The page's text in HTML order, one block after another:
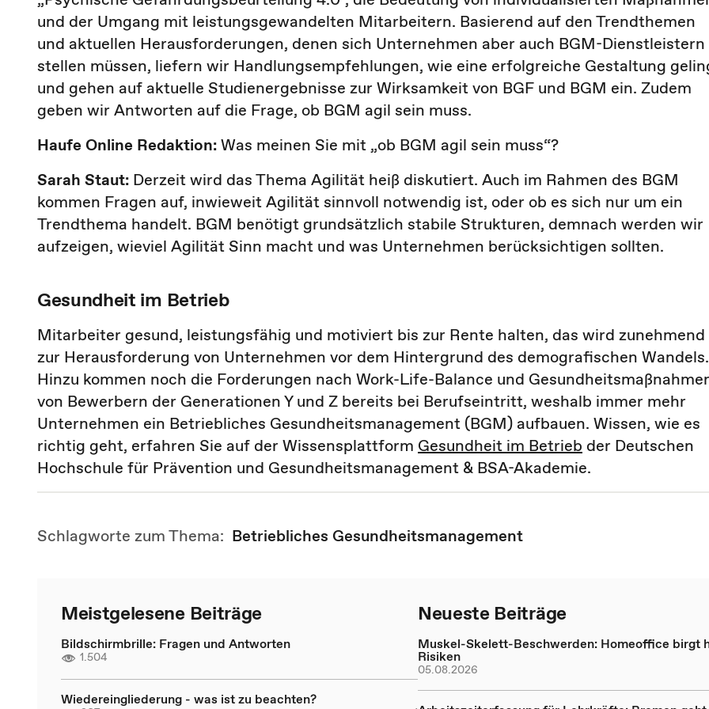
und der Umgang mit leistungsgewandelten Mitarbeitern. Basierend auf den Trendthemen
und aktuellen Herausforderungen, denen sich Unternehmen aber auch BGM-Dienstleistern
stellen müssen, liefern wir Handlungsempfehlungen, wie eine erfolgreiche Gestaltung
und gehen auf aktuelle Studienergebnisse zur Wirksamkeit von BGF und BGM ein. Zudem
geben wir Antworten auf die Frage, ob BGM agil sein muss.
Haufe Online Redaktion:Was meinen Sie mit „ob BGM agil sein muss“?
Sarah Staut: Derzeit wird das Thema Agilität heiß diskutiert. Auch im Rahmen des BGM
kommen Fragen auf, inwieweit Agilität sinnvoll notwendig ist, oder ob es sich nur um ein
Trendthema handelt. BGM benötigt grundsätzlich stabile Strukturen, demnach werden wir
aufzeigen, wieviel Agilität Sinn macht und was Unternehmen berücksichtigen sollten.
Gesundheit im Betrieb
Mitarbeiter gesund, leistungsfähig und motiviert bis zur Rente halten, das wird zunehmend
zur Herausforderung von Unternehmen vor dem Hintergrund des demografischen Wandels.
Hinzu kommen noch die Forderungen nach Work-Life-Balance und
von Bewerbern der Generationen Y und Z bereits bei Berufseintritt, weshalb immer mehr
Unternehmen ein Betriebliches Gesundheitsmanagement (BGM) aufbauen. Wissen, wie es
richtig geht, erfahren Sie auf der Wissensplattform Gesundheit im Betrieb der Deutschen
Hochschule für Prävention und Gesundheitsmanagement & BSA-Akademie.
Schlagworte zum Thema: Betriebliches Gesundheitsmanagement
Meistgelesene Beiträge
Bildschirmbrille: Fragen und Antworten
1.504
Wiedereingliederung - was ist zu beachten?
Neueste Beiträge
Muskel-Skelett-Beschwerden: Homeoffice birgt
Risiken
05.08.2026